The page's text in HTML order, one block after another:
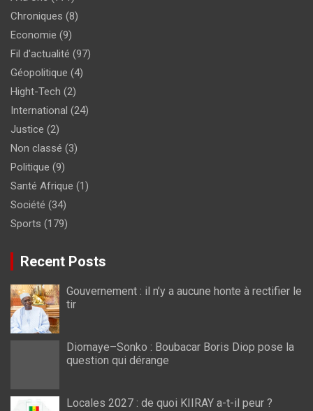
Chroniques (8)
Economie (9)
Fil d'actualité (97)
Géopolitique (4)
Hight-Tech (2)
International (24)
Justice (2)
Non classé (3)
Politique (9)
Santé Afrique (1)
Société (34)
Sports (179)
Recent Posts
Gouvernement : il n’y a aucune honte à rectifier le
tir
Diomaye–Sonko : Boubacar Boris Diop pose la
question qui dérange
Locales 2027 : de quoi KIIRAY a-t-il peur ?